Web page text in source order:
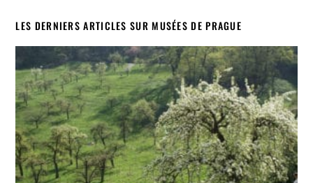
LES DERNIERS ARTICLES SUR MUSÉES DE PRAGUE